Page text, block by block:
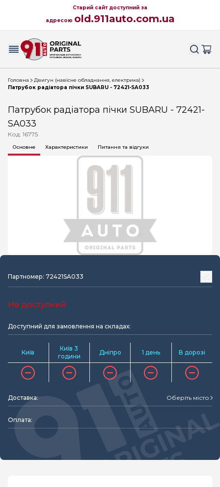
Старий сайт доступний за
адресою old.911auto.com.ua
Головна
Двигун (навісне обладнання, електрика)
Патрубок радіатора пічки SUBARU - 72421-SA033
Патрубок радіатора пічки SUBARU - 72421-
SA033
Код: 16775
Основне Характеристики Питання та відгуки
Партномер: 72421SA033
Не доступний
Доступний для замовлення на складах:
Київ
Київ 3
години
Дніпро 1 день В дорозі
Доставка: Оберіть місто
Оплата: